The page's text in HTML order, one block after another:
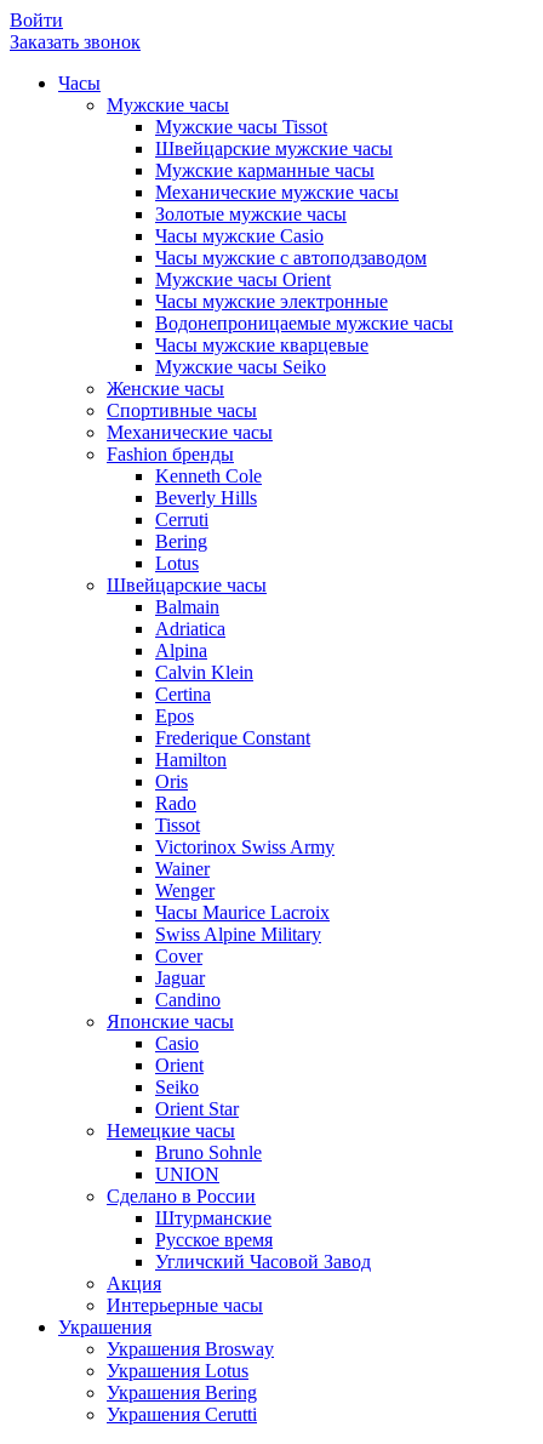
Войти
Заказать звонок
Часы
Мужские часы
Мужские часы Tissot
Швейцарские мужские часы
Мужские карманные часы
Механические мужские часы
Золотые мужские часы
Часы мужские Casio
Часы мужские с автоподзаводом
Мужские часы Orient
Часы мужские электронные
Водонепроницаемые мужские часы
Часы мужские кварцевые
Мужские часы Seiko
Женские часы
Спортивные часы
Механические часы
Fashion бренды
Kenneth Cole
Beverly Hills
Cerruti
Bering
Lotus
Швейцарские часы
Balmain
Adriatica
Alpina
Calvin Klein
Certina
Epos
Frederique Constant
Hamilton
Oris
Rado
Tissot
Victorinox Swiss Army
Wainer
Wenger
Часы Maurice Lacroix
Swiss Alpine Military
Cover
Jaguar
Candino
Японские часы
Casio
Orient
Seiko
Orient Star
Немецкие часы
Bruno Sohnle
UNION
Сделано в России
Штурманские
Русское время
Угличский Часовой Завод
Акция
Интерьерные часы
Украшения
Украшения Brosway
Украшения Lotus
Украшения Bering
Украшения Cerutti